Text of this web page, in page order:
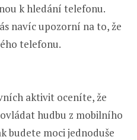
k hledání telefonu.
navíc upozorní na to, že
telefonu.
aktivit oceníte, že
hudbu z mobilního
budete moci jednoduše